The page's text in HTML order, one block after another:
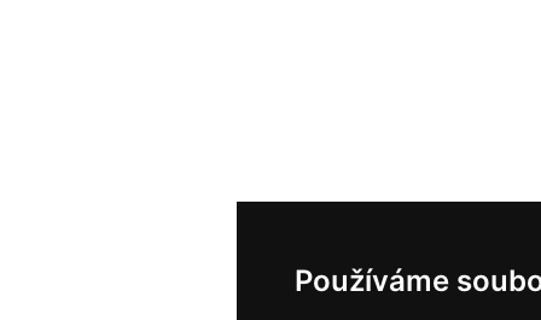
Používáme